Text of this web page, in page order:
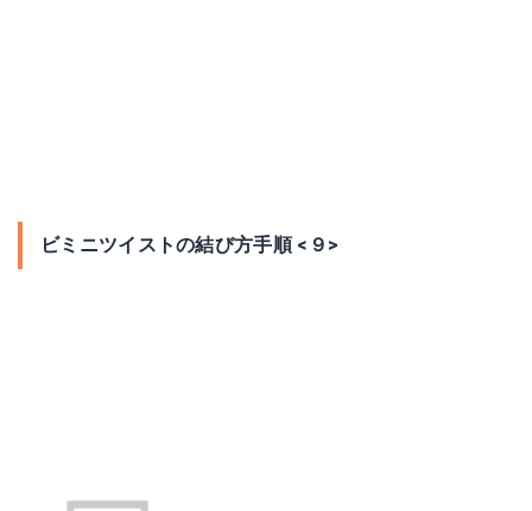
ビミニツイストの結び方手順 <９>